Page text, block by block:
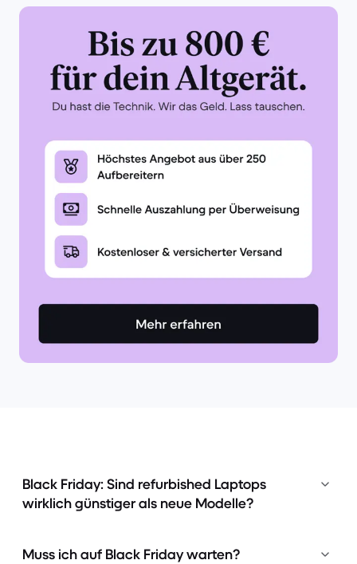
Black Friday: Sind refurbished Laptops
wirklich günstiger als neue Modelle?
Muss ich auf Black Friday warten?